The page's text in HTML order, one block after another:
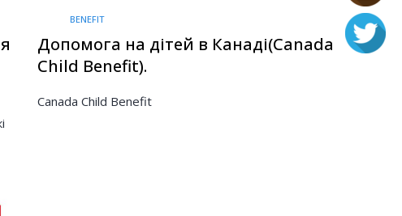
BENEFIT
Допомога на дітей в Канаді(Canada
Child Benefit).
Canada Child Benefit